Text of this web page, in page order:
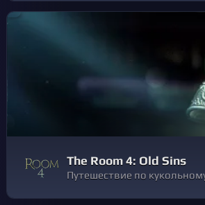
The Room 4: Old Sins
Путешествие по